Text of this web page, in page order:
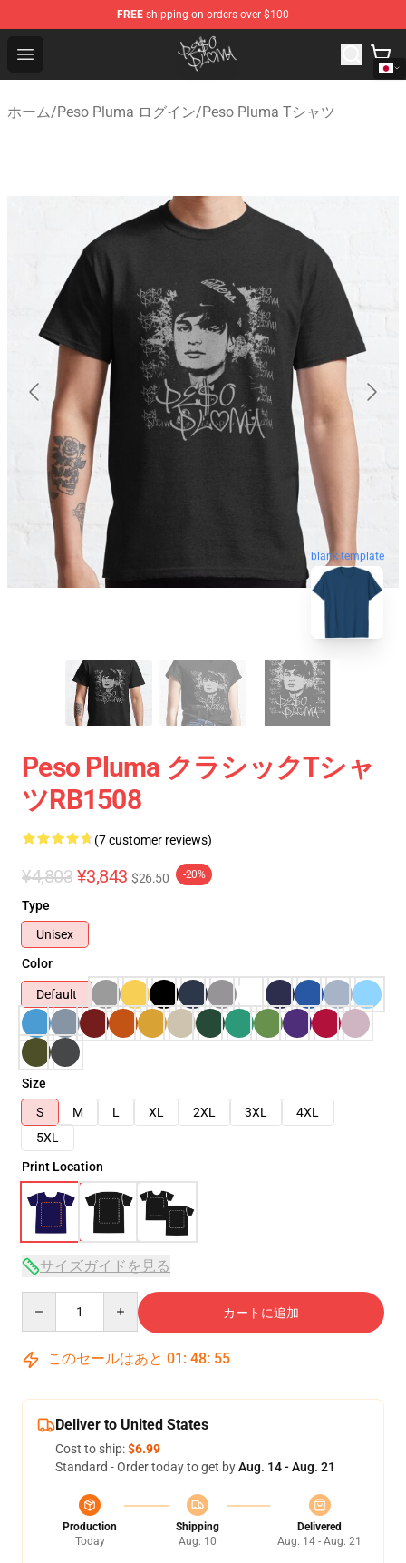
FREE shipping on orders over $100
Open menu
Peso Pluma Store - Official Peso Pluma Merchandise
ホーム/Peso Pluma ログイン/Peso Pluma Tシャツ
blank template
Peso Pluma クラシックTシャ
ツRB1508
(7 customer reviews)
¥4,803 ¥3,843 $26.50 -20%
Type
Unisex
Color
Default
Size
S
M L XL 2XL 3XL
4XL
5XL
Print Location
サイズガイドを見る
カートに追加
このセールはあと 01 : 48: 54
Deliver to United States
Cost to ship:$6.99
Standard - Order today to get byAug. 14 - Aug. 21
Production
Today
Shipping
Aug. 10
Delivered
Aug. 14 - Aug. 21